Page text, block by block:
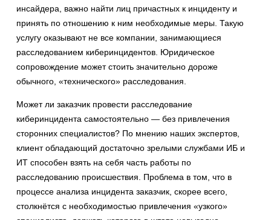
инсайдера, важно найти лиц причастных к инциденту и
принять по отношению к ним необходимые меры. Такую
услугу оказывают не все компании, занимающиеся
расследованием киберинцидентов. Юридическое
сопровождение может стоить значительно дороже
обычного, «технического» расследования.
Может ли заказчик провести расследование
киберинцидента самостоятельно — без привлечения
сторонних специалистов? По мнению наших экспертов,
клиент обладающий достаточно зрелыми службами ИБ и
ИТ способен взять на себя часть работы по
расследованию происшествия. Проблема в том, что в
процессе анализа инцидента заказчик, скорее всего,
столкнётся с необходимостью привлечения «узкого»